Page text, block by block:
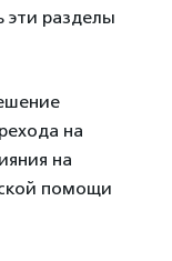
эти разделы
на
на
помощи